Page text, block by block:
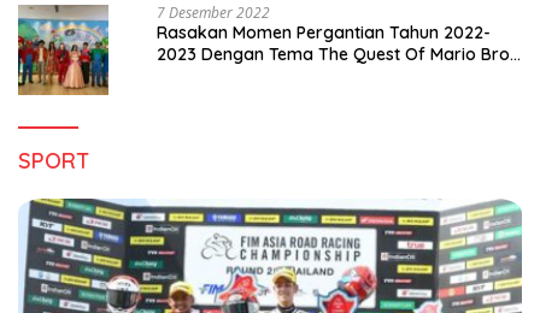
7 Desember 2022
Rasakan Momen Pergantian Tahun 2022-
2023 Dengan Tema The Quest Of Mario Bros
SPORT